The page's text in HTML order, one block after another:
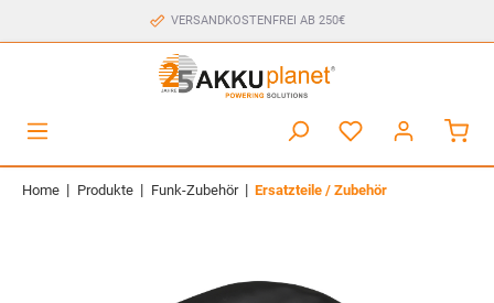
VERSANDKOSTENFREI AB 250€
Home | Produkte | Funk-Zubehör | Ersatzteile / Zubehör